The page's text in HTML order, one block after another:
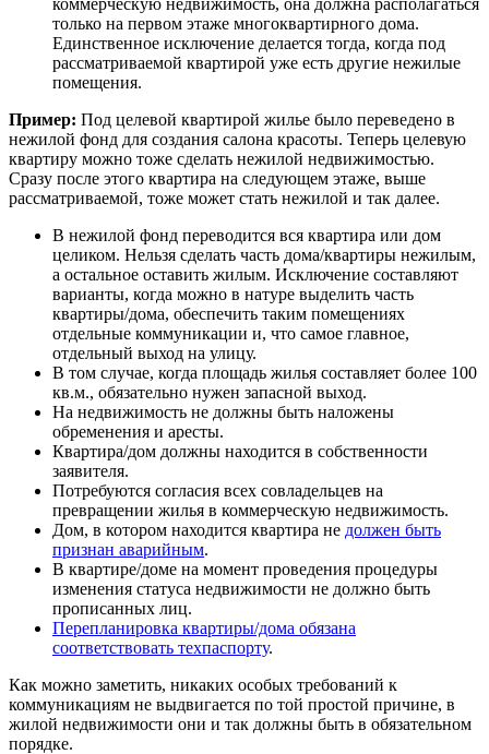
только на первом этаже многоквартирного дома.
Единственное исключение делается тогда, когда под
рассматриваемой квартирой уже есть другие нежилые
помещения.
Пример: Под целевой квартирой жилье было переведено в
нежилой фонд для создания салона красоты. Теперь целевую
квартиру можно тоже сделать нежилой недвижимостью.
Сразу после этого квартира на следующем этаже, выше
рассматриваемой, тоже может стать нежилой и так далее.
В нежилой фонд переводится вся квартира или дом
целиком. Нельзя сделать часть дома/квартиры нежилым,
а остальное оставить жилым. Исключение составляют
варианты, когда можно в натуре выделить часть
квартиры/дома, обеспечить таким помещениях
отдельные коммуникации и, что самое главное,
отдельный выход на улицу.
В том случае, когда площадь жилья составляет более 100
кв.м., обязательно нужен запасной выход.
На недвижимость не должны быть наложены
обременения и аресты.
Квартира/дом должны находится в собственности
заявителя.
Потребуются согласия всех совладельцев на
превращении жилья в коммерческую недвижимость.
Дом, в котором находится квартира не должен быть
признан аварийным.
В квартире/доме на момент проведения процедуры
изменения статуса недвижимости не должно быть
прописанных лиц.
Перепланировка квартиры/дома обязана
соответствовать техпаспорту.
Как можно заметить, никаких особых требований к
коммуникациям не выдвигается по той простой причине, в
жилой недвижимости они и так должны быть в обязательном
порядке.